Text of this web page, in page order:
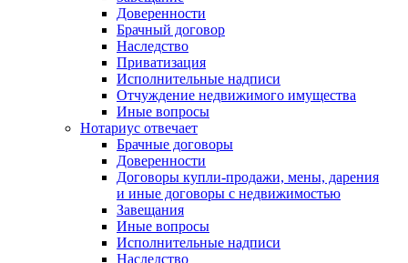
Доверенности
Брачный договор
Наследство
Приватизация
Исполнительные надписи
Отчуждение недвижимого имущества
Иные вопросы
Нотариус отвечает
Брачные договоры
Доверенности
Договоры купли-продажи, мены, дарения
и иные договоры с недвижимостью
Завещания
Иные вопросы
Исполнительные надписи
Наследство